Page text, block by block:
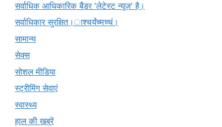
सर्वाधिक आधिकारिक बैंडर 'लेटेस्ट न्यूज़' है।
सर्वाधिकार सुरक्षित।ाश्चर्यंच्मच्चं।
सामान्य
सेक्स
सोशल मीडिया
स्ट्रीमिंग सेवाएं
स्वास्थ्य
हाल की खबरें